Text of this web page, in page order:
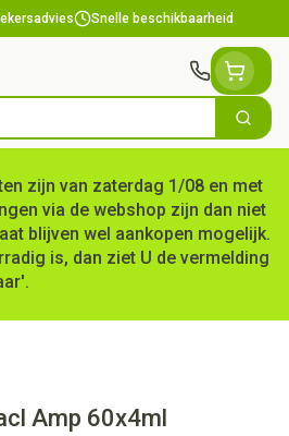
Snelle beschikbaarheid
Zoek
zijn van zaterdag 1/08 en met
via de webshop zijn dan niet
blijven wel aankopen mogelijk.
is, dan ziet U de vermelding
Amp 60x4ml